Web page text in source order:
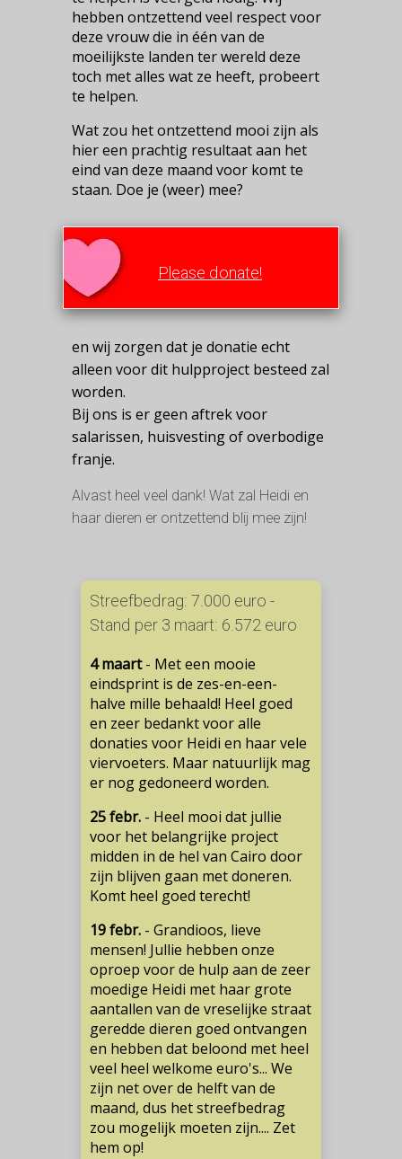
hebben ontzettend veel respect voor
deze vrouw die in één van de
moeilijkste landen ter wereld deze
toch met alles wat ze heeft, probeert
te helpen.
Wat zou het ontzettend mooi zijn als
hier een prachtig resultaat aan het
eind van deze maand voor komt te
staan. Doe je (weer) mee?
Please donate!
en wij zorgen dat je donatie echt
alleen voor dit hulpproject besteed zal
worden.
Bij ons is er geen aftrek voor
salarissen, huisvesting of overbodige
franje.
Alvast heel veel dank! Wat zal Heidi en
haar dieren er ontzettend blij mee zijn!
Streefbedrag: 7.000 euro -
Stand per 3 maart: 6.572 euro
4 maart- Met een mooie
eindsprint is de zes-en-een-
halve mille behaald! Heel goed
en zeer bedankt voor alle
donaties voor Heidi en haar vele
viervoeters. Maar natuurlijk mag
er nog gedoneerd worden.
25 febr. - Heel mooi dat jullie
voor het belangrijke project
midden in de hel van Cairo door
zijn blijven gaan met doneren.
Komt heel goed terecht!
19 febr. - Grandioos, lieve
mensen! Jullie hebben onze
oproep voor de hulp aan de zeer
moedige Heidi met haar grote
aantallen van de vreselijke straat
geredde dieren goed ontvangen
en hebben dat beloond met heel
veel heel welkome euro's... We
zijn net over de helft van de
maand, dus het streefbedrag
zou mogelijk moeten zijn.... Zet
hem op!